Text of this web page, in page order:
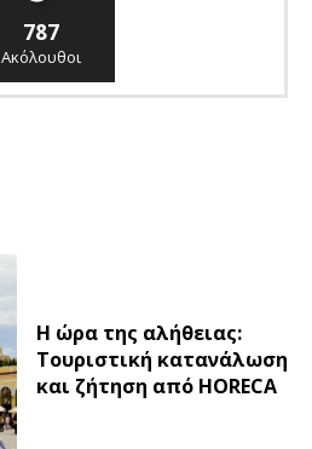
787
Ακόλουθοι
Η ώρα της αλήθειας:
Τουριστική κατανάλωση
και ζήτηση από HORECA